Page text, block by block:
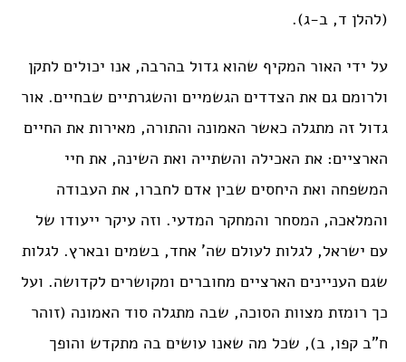
(להלן ד, ב-ג).
על ידי האור המקיף שהוא גדול בהרבה, אנו יכולים לתקן
ולרומם גם את הצדדים הגשמיים והשגרתיים שבחיים. אור
גדול זה מתגלה כאשר האמונה והתורה, מאירות את החיים
הארציים: את האכילה והשתייה ואת השינה, את חיי
המשפחה ואת היחסים שבין אדם לחברו, את העבודה
והמלאכה, המסחר והמחקר המדעי. וזה עיקר ייעודו של
עם ישראל, לגלות לעולם שה’ אחד, בשמים ובארץ. לגלות
שגם העניינים הארציים מחוברים ומקושרים לקדושה. ועל
כך רומזת מצוות הסוכה, שבה מתגלה סוד האמונה (זוהר
ח”ב קפו, ב), שכל מה שאנו עושים בה מתקדש והופך